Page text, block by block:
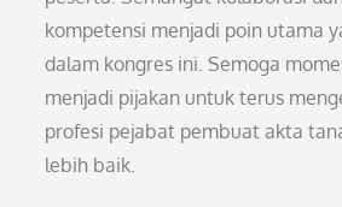
kompetensi menjadi poin utama
dalam kongres ini. Semoga
menjadi pijakan untuk terus
profesi pejabat pembuat akta
lebih baik.